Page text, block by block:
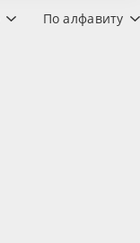
По алфавиту